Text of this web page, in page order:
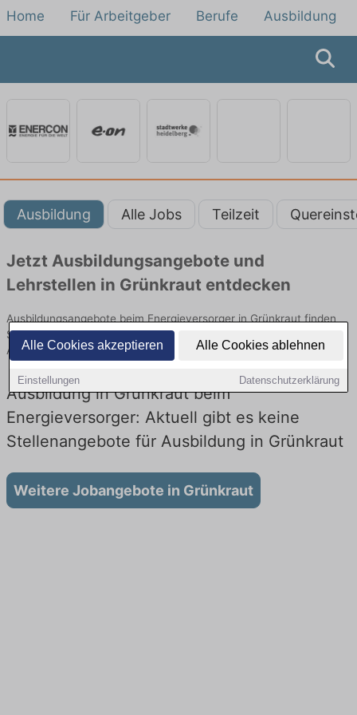
Alle Cookies akzeptieren Alle Cookies ablehnen
Einstellungen Datenschutzerklärung
Home Für Arbeitgeber Berufe Ausbildung
Ausbildung Alle Jobs Teilzeit
Jetzt Ausbildungsangebote und
Lehrstellen in Grünkraut entdecken
Ausbildungsangebote beim Energieversorger in Grünkraut finden
Sie von namhaften Firmen. Entdecken Sie freie Optionen von Top-
Arbeitgebern und bewerben Sie sich noch heute.
Ausbildung in Grünkraut beim
Energieversorger: Aktuell gibt es keine
Stellenangebote für Ausbildung in Grünkraut
Weitere Jobangebote in Grünkraut